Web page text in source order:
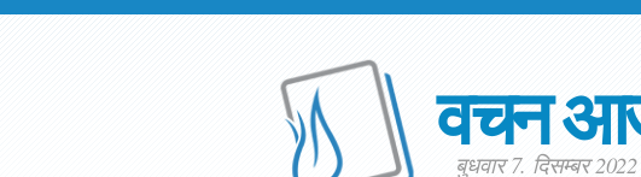
वचन
बुधवार 7. दिसम्बर 2022